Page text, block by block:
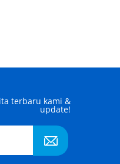
terbaru kami &
update!